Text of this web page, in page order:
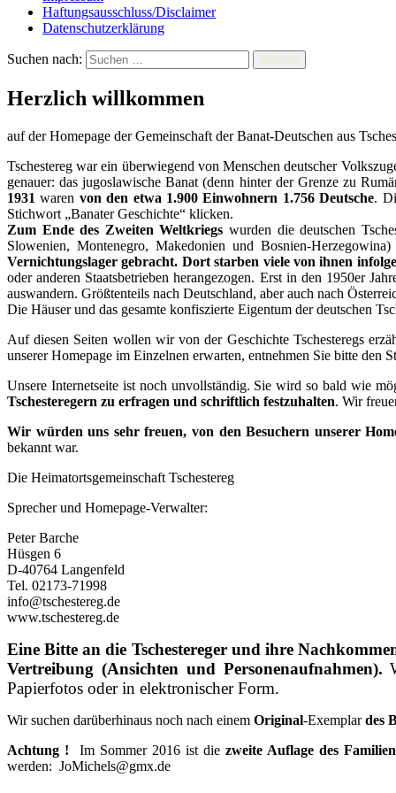
Haftungsausschluss/Disclaimer
Datenschutzerklärung
Suchen nach:
Herzlich willkommen
auf der Homepage der Gemeinschaft der Banat-Deutschen aus
Tschestereg war ein überwiegend von Menschen deutscher
genauer: das jugoslawische Banat (denn hinter der Grenze zu
1931 waren von den etwa 1.900 Einwohnern 1.756 Deutsche.
Stichwort „Banater Geschichte“ klicken.
Zum Ende des Zweiten Weltkriegs wurden die deutschen
Slowenien, Montenegro, Makedonien und Bosnien-
Vernichtungslager gebracht. Dort starben viele von ihnen
oder anderen Staatsbetrieben herangezogen. Erst in den 1950er
auswandern. Größtenteils nach Deutschland, aber auch nach
Die Häuser und das gesamte konfiszierte Eigentum der deutschen
Auf diesen Seiten wollen wir von der Geschichte Tschesteregs
unserer Homepage im Einzelnen erwarten, entnehmen Sie bitte
Unsere Internetseite ist noch unvollständig. Sie wird so bald wie
Tschesteregern zu erfragen und schriftlich festzuhalten. Wir
Wir würden uns sehr freuen, von den Besuchern unserer
bekannt war.
Die Heimatortsgemeinschaft Tschestereg
Sprecher und Homepage-Verwalter:
Peter Barche
Hüsgen 6
D-40764 Langenfeld
Tel. 02173-71998
info@tschestereg.de
www.tschestereg.de
Eine Bitte an die Tschestereger und ihre
Vertreibung (Ansichten und Personenaufnahmen).
Papierfotos oder in elektronischer Form.
Wir suchen darüberhinaus noch nach einem Original-Exemplardes
Achtung ! Im Sommer 2016 ist die zweite Auflage des
werden: JoMichels@gmx.de